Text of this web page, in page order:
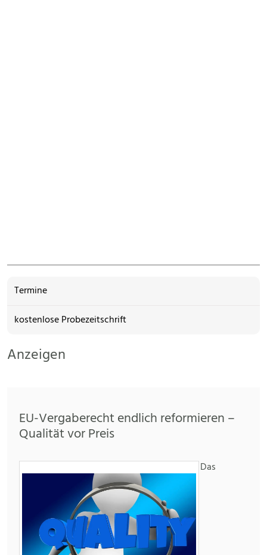
Termine
kostenlose Probezeitschrift
Anzeigen
EU-Vergaberecht endlich reformieren –
Qualität vor Preis
Das